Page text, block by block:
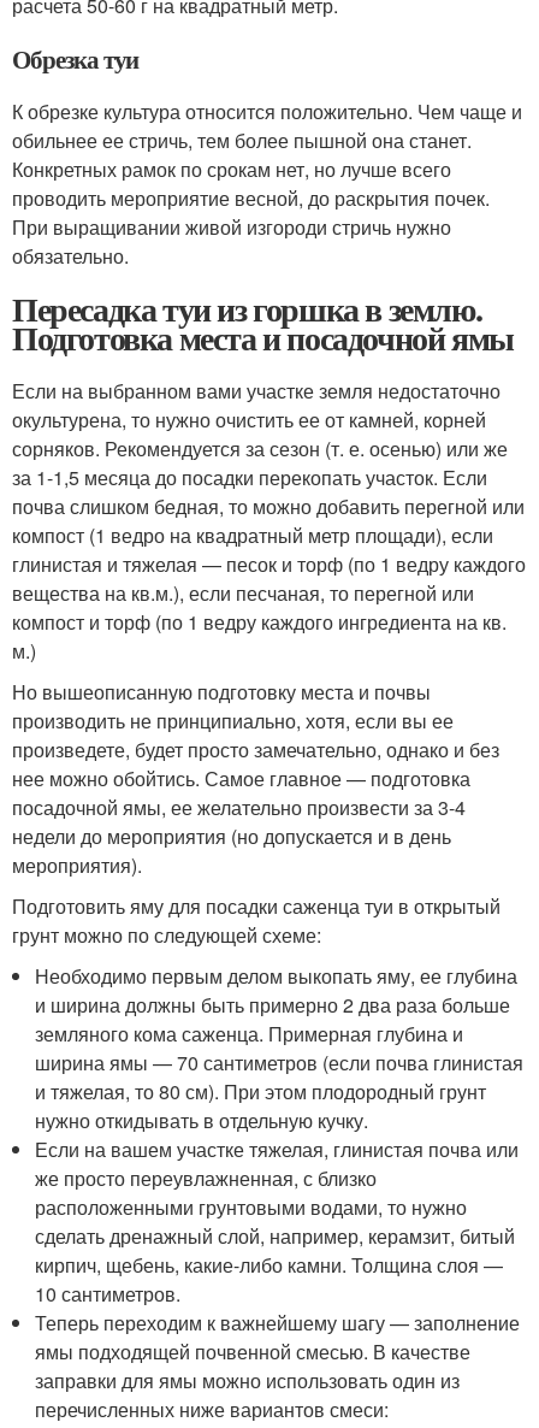
Обрезка туи
К обрезке культура относится положительно. Чем чаще и
обильнее ее стричь, тем более пышной она станет.
Конкретных рамок по срокам нет, но лучше всего
проводить мероприятие весной, до раскрытия почек.
При выращивании живой изгороди стричь нужно
обязательно.
Пересадка туи из горшка в землю.
Подготовка места и посадочной ямы
Если на выбранном вами участке земля недостаточно
окультурена, то нужно очистить ее от камней, корней
сорняков. Рекомендуется за сезон (т. е. осенью) или же
за 1-1,5 месяца до посадки перекопать участок. Если
почва слишком бедная, то можно добавить перегной или
компост (1 ведро на квадратный метр площади), если
глинистая и тяжелая — песок и торф (по 1 ведру каждого
вещества на кв.м.), если песчаная, то перегной или
компост и торф (по 1 ведру каждого ингредиента на кв.
м.)
Но вышеописанную подготовку места и почвы
производить не принципиально, хотя, если вы ее
произведете, будет просто замечательно, однако и без
нее можно обойтись. Самое главное — подготовка
посадочной ямы, ее желательно произвести за 3-4
недели до мероприятия (но допускается и в день
мероприятия).
Подготовить яму для посадки саженца туи в открытый
грунт можно по следующей схеме:
Необходимо первым делом выкопать яму, ее глубина
и ширина должны быть примерно 2 два раза больше
земляного кома саженца. Примерная глубина и
ширина ямы — 70 сантиметров (если почва глинистая
и тяжелая, то 80 см). При этом плодородный грунт
нужно откидывать в отдельную кучку.
Если на вашем участке тяжелая, глинистая почва или
же просто переувлажненная, с близко
расположенными грунтовыми водами, то нужно
сделать дренажный слой, например, керамзит, битый
кирпич, щебень, какие-либо камни. Толщина слоя —
10 сантиметров.
Теперь переходим к важнейшему шагу — заполнение
ямы подходящей почвенной смесью. В качестве
заправки для ямы можно использовать один из
перечисленных ниже вариантов смеси: